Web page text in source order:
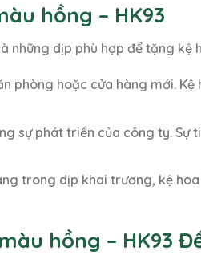
hồng – HK93
những dịp phù hợp để tặng kệ
phòng hoặc cửa hàng mới. Kệ
sự phát triển của công ty. Sự
trong dịp khai trương, kệ hoa
hồng – HK93